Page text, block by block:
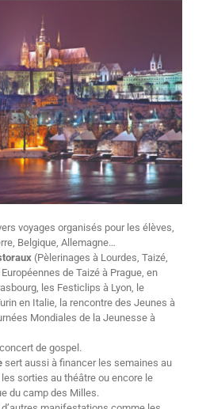
voyages organisés pour les élèves,
Belgique, Allemagne…
(Pèlerinages à Lourdes, Taizé,
de Taizé à Prague, en
les Festiclips à Lyon, le
en Italie, la rencontre des Jeunes à
Mondiales de la Jeunesse à
de gospel.
sert aussi à financer les semaines au
sorties au théâtre ou encore le
du camp des Milles.